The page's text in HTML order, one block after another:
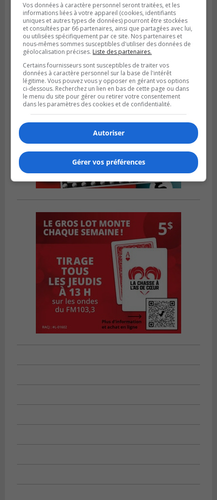
Publié le 1 août 2026 à 16h03
Le Festival Kaput propose des activités
récupératrices
Vos données à caractère personnel seront traitées, et les
informations liées à votre appareil (cookies, identifiants
uniques et autres types de données) pourront être stockées
et consultées par 66 partenaires, ainsi que partagées avec lui,
ou utilisées spécifiquement par ce site. Nos partenaires et
nous-mêmes sommes susceptibles d'utiliser des données de
géolocalisation précises. Liste des partenaires.
Certains fournisseurs sont susceptibles de traiter vos
données à caractère personnel sur la base de l'intérêt
légitime. Vous pouvez vous y opposer en gérant vos options
ci-dessous. Recherchez un lien en bas de cette page ou dans
le menu du site pour gérer ou retirer votre consentement
dans les paramètres des cookies et de confidentialité.
Autoriser
Gérer vos préférences